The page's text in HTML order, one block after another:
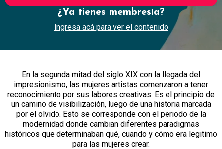
¿Ya tienes membresía?
Ingresa acá para ver el contenido
En la segunda mitad del siglo XIX con la llegada del
impresionismo, las mujeres artistas comenzaron a tener
reconocimiento por sus labores creativas. Es el principio de
un camino de visibilización, luego de una historia marcada
por el olvido. Esto se corresponde con el periodo de la
modernidad donde cambian diferentes paradigmas
históricos que determinaban qué, cuando y cómo era legitimo
para las mujeres crear.